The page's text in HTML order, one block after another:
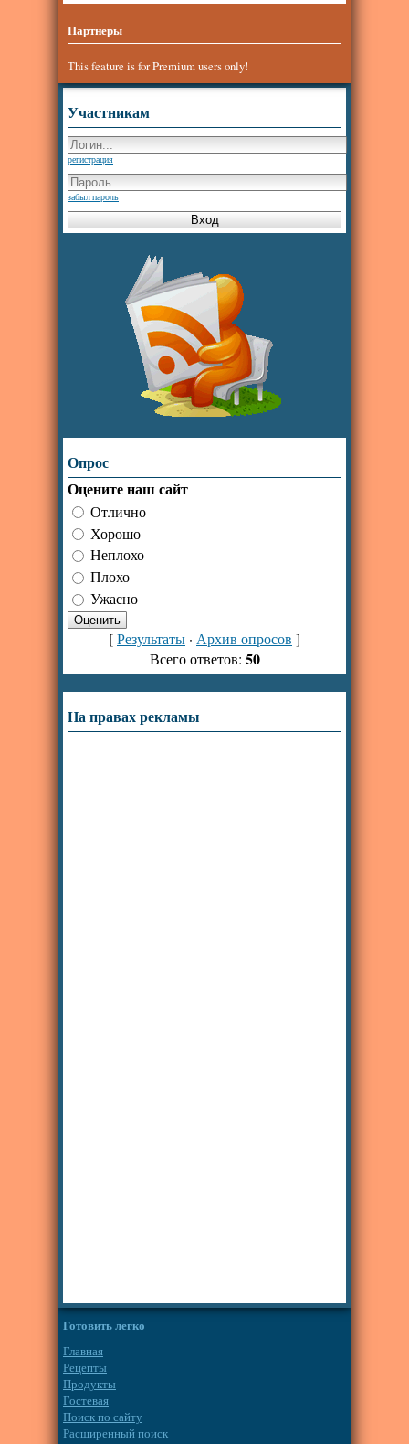
Партнеры
This feature is for Premium users only!
Участникам
регистрация
забыл пароль
Опрос
Оцените наш сайт
Отлично
Хорошо
Неплохо
Плохо
Ужасно
[Результаты · Архив опросов ]
Всего ответов: 50
На правах рекламы
Готовить легко
Главная
Рецепты
Продукты
Гостевая
Поиск по сайту
Расширенный поиск